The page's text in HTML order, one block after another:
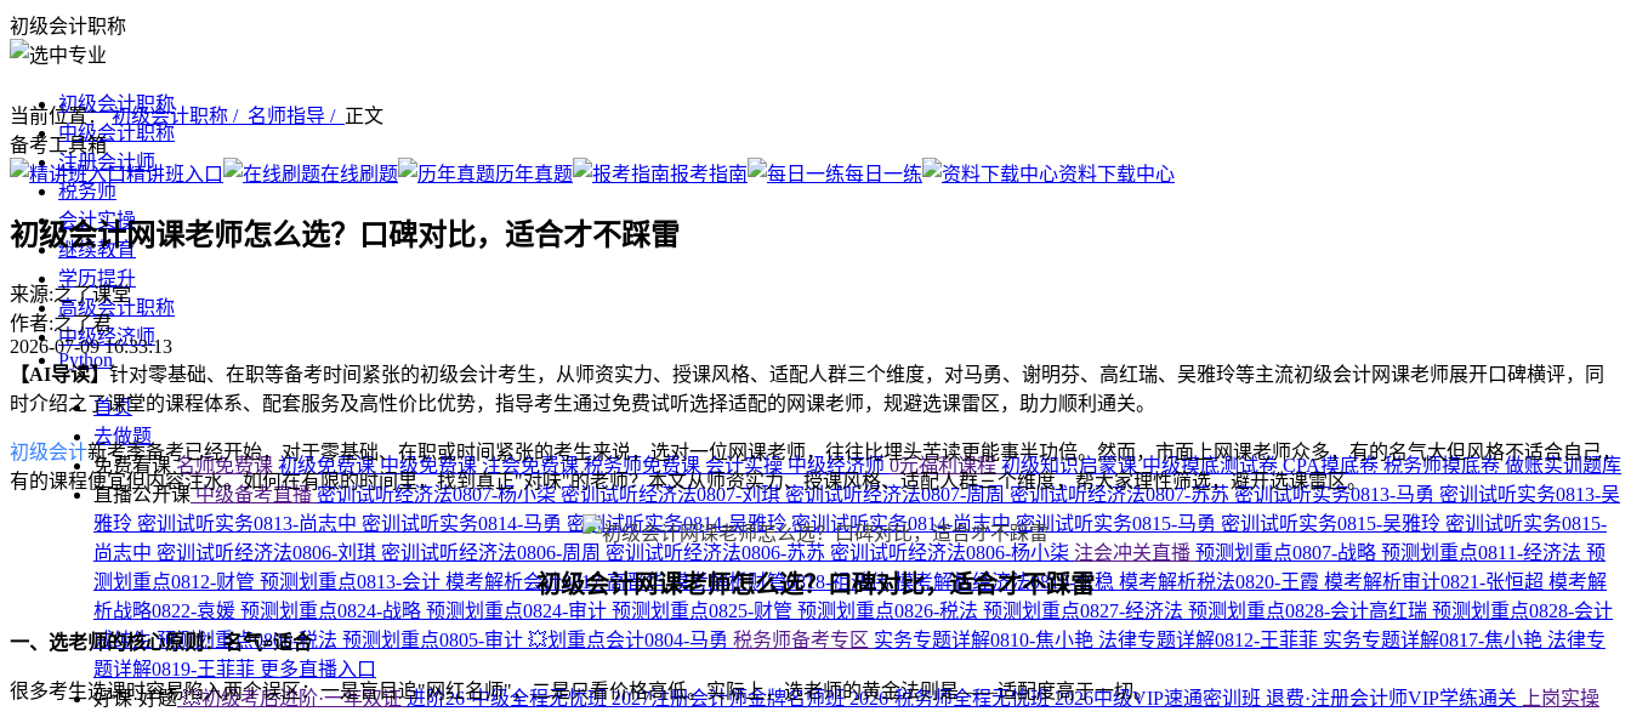
初级会计职称
初级会计职称
中级会计职称
注册会计师
税务师
会计实操
继续教育
学历提升
高级会计职称
中级经济师
Python
首页
去做题
免费看课名师免费课 初级免费课中级免费课注会免费课税务师免费课 会计实操中级经济师 0元福利课程初级知识启蒙课中级摸底测试卷CPA摸底卷税务师摸底卷做账实训题库
直播公开课中级备考直播密训试听经济法0807-杨小柒密训试听经济法0807-刘琪 密训试听经济法0807-周周密训试听经济法0807-苏苏密训试听实务0813-马勇 密训试听实务0813-吴
雅玲 密训试听实务0813-尚志中 密训试听实务0814-马勇 密训试听实务0814-吴雅玲密训试听实务0814-尚志中密训试听实务0815-马勇 密训试听实务0815-吴雅玲 密训试听实务0815-
尚志中 密训试听经济法0806-刘琪 密训试听经济法0806-周周 密训试听经济法0806-苏苏 密训试听经济法0806-杨小柒 注会冲关直播 预测划重点0807-战略 预测划重点0811-经济法 预
测划重点0812-财管 预测划重点0813-会计 模考解析会计0817-高晋华模考解析财管0818-祖鸿伟模考解析经济法0819-张稳 模考解析税法0820-王霞 模考解析审计0821-张恒超 模考解
析战略0822-袁媛 预测划重点0824-战略 预测划重点0824-审计 预测划重点0825-财管 预测划重点0826-税法 预测划重点0827-经济法 预测划重点0828-会计高红瑞 预测划重点0828-会计
戚纯生预测划重点0806-税法 预测划重点0805-审计 💥划重点会计0804-马勇 税务师备考专区 实务专题详解0810-焦小艳 法律专题详解0812-王菲菲 实务专题详解0817-焦小艳 法律专
题详解0819-王菲菲 更多直播入口
好课·好题💥初级考后进阶·一年双证进阶26·中级全程无忧班2027注册会计师金牌名师班2026·税务师全程无忧班2026中级VIP速通密训班 退费·注册会计师VIP学练通关
上岗实操
当前位置：初级会计职称 / 名师指导 / 正文
备考工具箱
精讲班入口
在线刷题 历年真题 报考指南 每日一练 资料下载中心
初级会计网课老师怎么选？口碑对比，适合才不踩雷
来源:之了课堂
作者:之了君
2026-07-09 16:33:13
【AI导读】针对零基础、在职等备考时间紧张的初级会计考生，从师资实力、授课风格、适配人群三个维度，对马勇、谢明芬、高红瑞、吴雅玲等主流初级会计网课老师展开口碑横评，同
时介绍之了课堂的课程体系、配套服务及高性价比优势，指导考生通过免费试听选择适配的网课老师，规避选课雷区，助力顺利通关。
初级会计新考季备考已经开始，对于零基础、在职或时间紧张的考生来说，选对一位网课老师，往往比埋头苦读更能事半功倍。然而，市面上网课老师众多，有的名气大但风格不适合自己，
有的课程便宜但内容注水。如何在有限的时间里，找到真正"对味"的老师？本文从师资实力、授课风格、适配人群三个维度，帮大家理性筛选，避开选课雷区。
初级会计网课老师怎么选？口碑对比，适合才不踩雷
一、选老师的核心原则：名气≠适合
很多考生选课时容易陷入两个误区：一是盲目追"网红名师"，二是只看价格高低。实际上，选老师的黄金法则是——适配度高于一切。